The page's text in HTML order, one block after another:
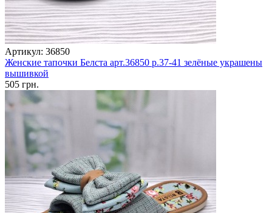
Артикул: 36850
Женские тапочки Белста арт.36850 р.37-41 зелёные украшены
вышивкой
505 грн.